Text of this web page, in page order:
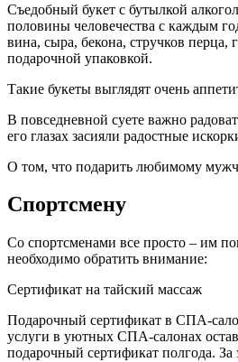
Съедобный букет с бутылкой
половины человечества с каждым
вина, сыра, бекона, стручков
подарочной упаковкой.
Такие букеты выглядят очень
В повседневной суете важно
его глазах засияли радостные
О том, что подарить любимому
Спортсмену
Со спортсменами все просто – им
необходимо обратить внимание:
Сертификат на тайский массаж
Подарочный сертификат в СПА-
услуги в уютных СПА-салонах
подарочный сертификат полгода.